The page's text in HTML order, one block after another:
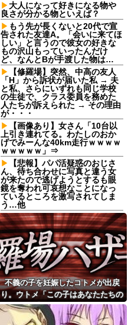
大人になって好きになる物や
良さが分かる物といえば？
もう先が長くないと20代で宣
告された友達A。「会いに来てほ
しい」と言うので彼女の好きな
もの沢山もっていったんだけ
ど、なんとBが手渡した物は…
【修羅場】突然、中高の友人
「H」から訴状が届いた私 → 夫
と私、さらにいずれも同じ学校
の生徒で、クラス委員を務めた
人たちが訴えられた → その理由
が・・・
【画像あり】女さん「10台以
上引き連れてる。わたしのおか
げでみーんな40km走行ｗｗｗｗ
ｗｗｗｗｗ」⇒
【悲報】パパ活疑惑のおじさ
ん、待ち合わせに写真と違う女
が来たので逃げようとするも眼
鏡を奪われ可哀想なことになっ
ているところを激写されてしま
う…他
中国製自動車、不具合により
ドアが勝手に開いてしまう件
【2/2】俺が嫁の体型について
うるさくいったり、挨拶を全く
しなかったりするんだけど、こ
れってモラハラなの？嫁が出て
行っちゃったんだが・・・
【悲報】母親に生活が苦しい
から50万くれって言われて断っ
たら縁切られたんだが
「お食い初めなんて俺になん
のメリットがあるの」「そんな
不義の子を妊娠したコトメが出戻
り。ウトメ「この子はあなたたちの
子として育てて」旦那「ありがと
う」私「勝手に決めないで！」→修